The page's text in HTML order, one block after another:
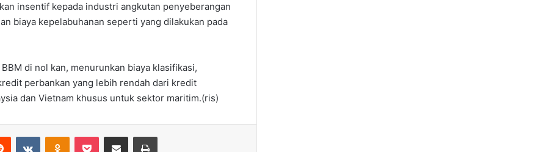
insentif kepada industri angkutan penyeberangan
biaya kepelabuhanan seperti yang dilakukan pada
di nol kan, menurunkan biaya klasifikasi,
perbankan yang lebih rendah dari kredit
dan Vietnam khusus untuk sektor maritim.(ris)